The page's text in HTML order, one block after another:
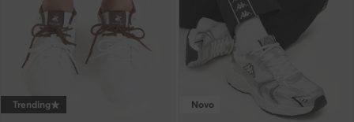
Trending Novo